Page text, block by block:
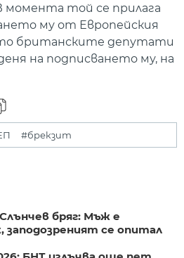
той се прилага
му от Европейския
британските депутати
на подписването му, на
#брекзит
бряг: Мъж е
заподозреният се опитал